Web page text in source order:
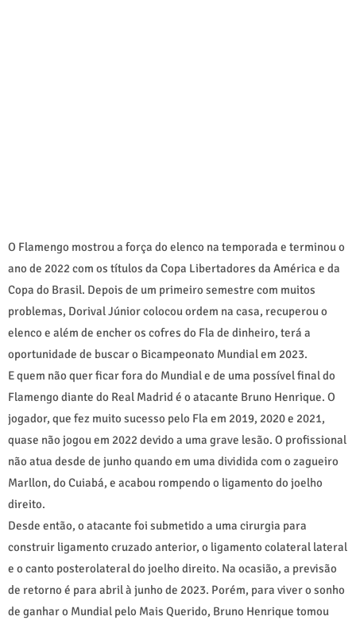
O Flamengo mostrou a força do elenco na temporada e terminou o
ano de 2022 com os títulos da Copa Libertadores da América e da
Copa do Brasil. Depois de um primeiro semestre com muitos
problemas, Dorival Júnior colocou ordem na casa, recuperou o
elenco e além de encher os cofres do Fla de dinheiro, terá a
oportunidade de buscar o Bicampeonato Mundial em 2023.
E quem não quer ficar fora do Mundial e de uma possível final do
Flamengo diante do Real Madrid é o atacante Bruno Henrique. O
jogador, que fez muito sucesso pelo Fla em 2019, 2020 e 2021,
quase não jogou em 2022 devido a uma grave lesão. O profissional
não atua desde de junho quando em uma dividida com o zagueiro
Marllon, do Cuiabá, e acabou rompendo o ligamento do joelho
direito.
Desde então, o atacante foi submetido a uma cirurgia para
construir ligamento cruzado anterior, o ligamento colateral lateral
e o canto posterolateral do joelho direito. Na ocasião, a previsão
de retorno é para abril à junho de 2023. Porém, para viver o sonho
de ganhar o Mundial pelo Mais Querido, Bruno Henrique tomou